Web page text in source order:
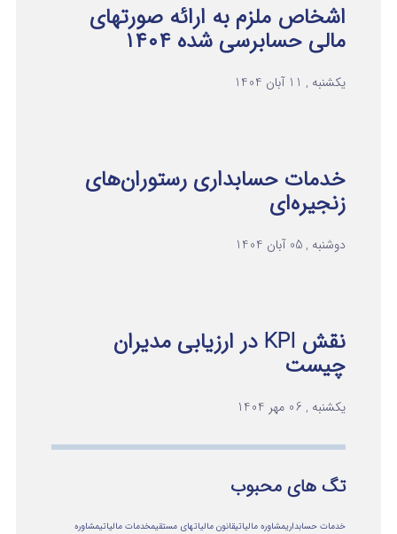
اشخاص ملزم به ارائه صورتهای
مالی حسابرسی شده ۱۴۰۴
یکشنبه , 11 آبان 1404
خدمات حسابداری رستوران‌های
زنجیره‌ای
دوشنبه , 05 آبان 1404
نقش KPI در ارزیابی مدیران
چیست
یکشنبه , 06 مهر 1404
تگ های محبوب
خدمات حسابداریمشاوره مالیاتیقانون مالیاتهای مستقیمخدمات مالیاتیمشاوره